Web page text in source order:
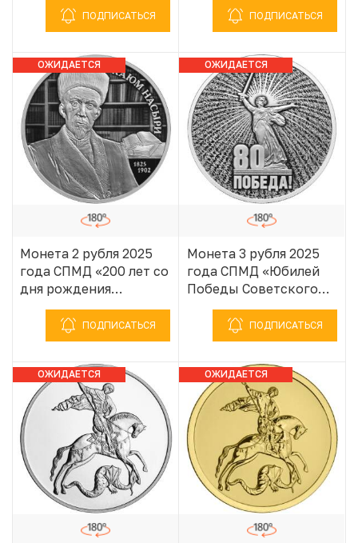
Великой
Отечественной войне
ПОДПИСАТЬСЯ
Великой
Отечественной войне
ПОДПИСАТЬСЯ
ОЖИДАЕТСЯ
ПОСТУПЛЕНИЕ
Монета 2 рубля 2025
года СПМД «200 лет со
дня рождения
Ученого-просветителя
Каюма Насыри»
ПОДПИСАТЬСЯ
ОЖИДАЕТСЯ
ПОСТУПЛЕНИЕ
Монета 3 рубля 2025
года СПМД «Юбилей
Победы Советского
народа в Великой
Отечественной войне
1941–1945»
ПОДПИСАТЬСЯ
ОЖИДАЕТСЯ
ПОСТУПЛЕНИЕ
ОЖИДАЕТСЯ
ПОСТУПЛЕНИЕ